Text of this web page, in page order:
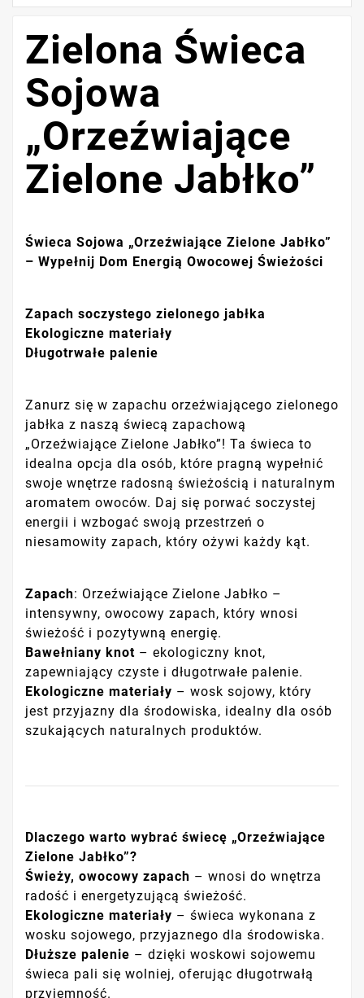
Zielona Świeca
Sojowa
„Orzeźwiające
Zielone Jabłko”
Świeca Sojowa „Orzeźwiające Zielone Jabłko”
– Wypełnij Dom Energią Owocowej Świeżości
Zapach soczystego zielonego jabłka
Ekologiczne materiały
Długotrwałe palenie
Zanurz się w zapachu orzeźwiającego zielonego
jabłka z naszą świecą zapachową
„Orzeźwiające Zielone Jabłko”! Ta świeca to
idealna opcja dla osób, które pragną wypełnić
swoje wnętrze radosną świeżością i naturalnym
aromatem owoców. Daj się porwać soczystej
energii i wzbogać swoją przestrzeń o
niesamowity zapach, który ożywi każdy kąt.
Zapach: Orzeźwiające Zielone Jabłko –
intensywny, owocowy zapach, który wnosi
świeżość i pozytywną energię.
Bawełniany knot – ekologiczny knot,
zapewniający czyste i długotrwałe palenie.
Ekologiczne materiały – wosk sojowy, który
jest przyjazny dla środowiska, idealny dla osób
szukających naturalnych produktów.
Dlaczego warto wybrać świecę „Orzeźwiające
Zielone Jabłko”?
Świeży, owocowy zapach – wnosi do wnętrza
radość i energetyzującą świeżość.
Ekologiczne materiały – świeca wykonana z
wosku sojowego, przyjaznego dla środowiska.
Dłuższe palenie – dzięki woskowi sojowemu
świeca pali się wolniej, oferując długotrwałą
przyjemność.